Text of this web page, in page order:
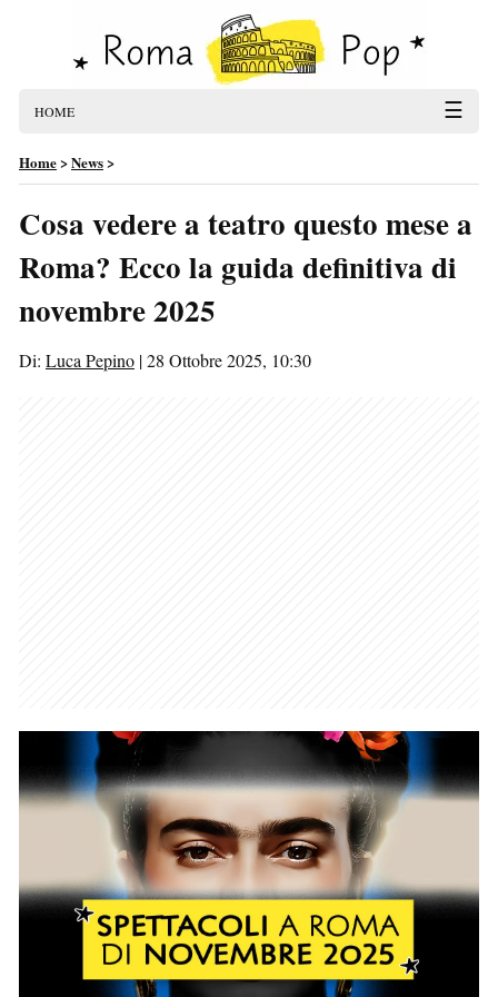
HOME ☰
Home>News>
Cosa vedere a teatro questo mese a
Roma? Ecco la guida definitiva di
novembre 2025
Di: Luca Pepino |28 Ottobre 2025, 10:30